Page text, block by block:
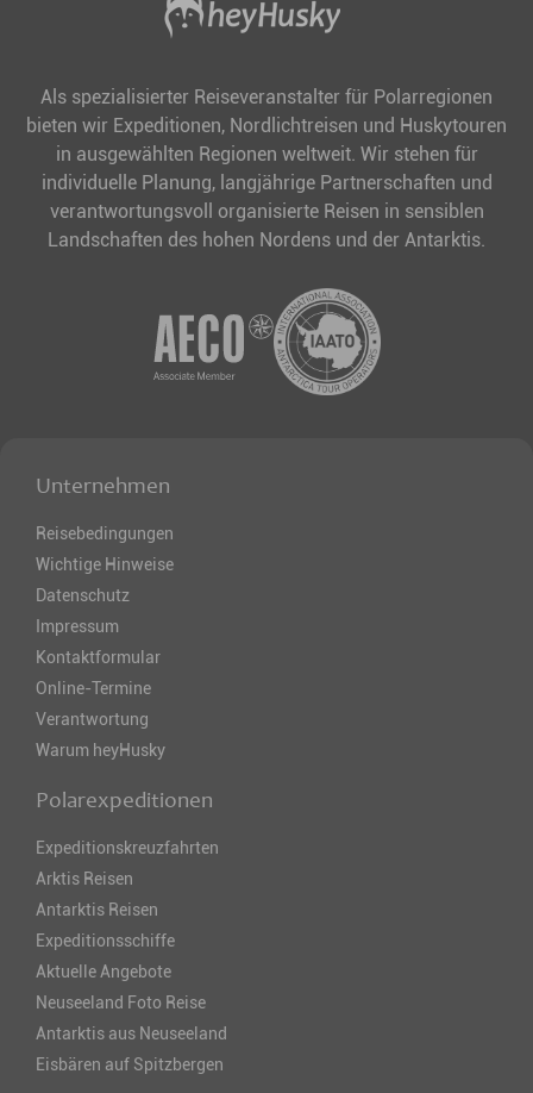
Als spezialisierter Reiseveranstalter für Polarregionen
bieten wir Expeditionen, Nordlichtreisen und Huskytouren
in ausgewählten Regionen weltweit. Wir stehen für
individuelle Planung, langjährige Partnerschaften und
verantwortungsvoll organisierte Reisen in sensiblen
Landschaften des hohen Nordens und der Antarktis.
Unternehmen
Reisebedingungen
Wichtige Hinweise
Datenschutz
Impressum
Kontaktformular
Online-Termine
Verantwortung
Warum heyHusky
Polarexpeditionen
Expeditionskreuzfahrten
Arktis Reisen
Antarktis Reisen
Expeditionsschiffe
Aktuelle Angebote
Neuseeland Foto Reise
Antarktis aus Neuseeland
Eisbären auf Spitzbergen